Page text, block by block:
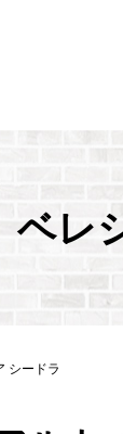
ベレ
シードラ